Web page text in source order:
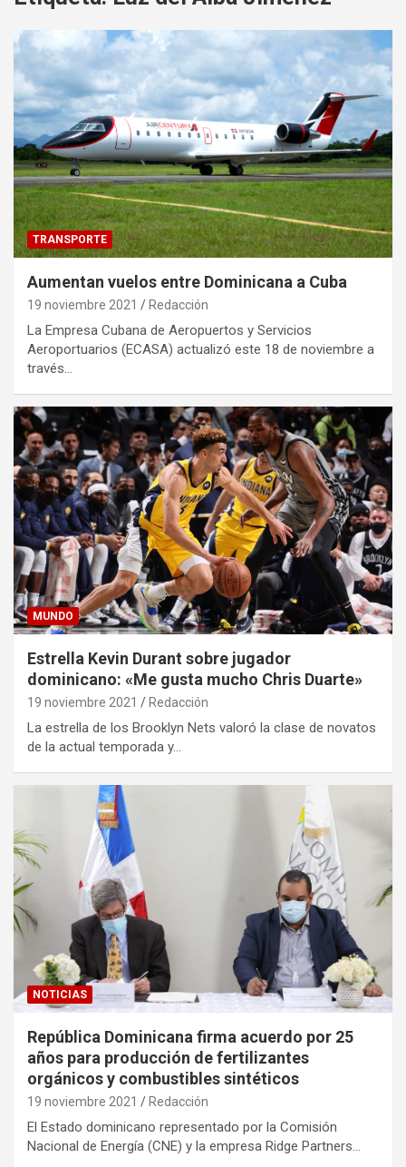
TRANSPORTE
Aumentan vuelos entre Dominicana a Cuba
19 noviembre 2021 Redacción
La Empresa Cubana de Aeropuertos y Servicios
Aeroportuarios (ECASA) actualizó este 18 de noviembre a
través…
MUNDO
Estrella Kevin Durant sobre jugador
dominicano: «Me gusta mucho Chris Duarte»
19 noviembre 2021 Redacción
La estrella de los Brooklyn Nets valoró la clase de novatos
de la actual temporada y…
NOTICIAS
República Dominicana firma acuerdo por 25
años para producción de fertilizantes
orgánicos y combustibles sintéticos
19 noviembre 2021 Redacción
El Estado dominicano representado por la Comisión
Nacional de Energía (CNE) y la empresa Ridge Partners…